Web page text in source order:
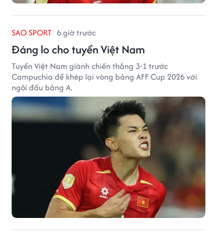
SAO SPORT 6 giờ trước
Đáng lo cho tuyển Việt Nam
Tuyển Việt Nam giành chiến thắng 3-1 trước
Campuchia để khép lại vòng bảng AFF Cup 2026 với
ngôi đầu bảng A.